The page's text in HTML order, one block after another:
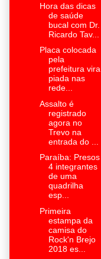
Hora das dicas
de saúde
bucal com Dr.
Ricardo Tav...
Placa colocada
pela
prefeitura vira
piada nas
rede...
Assalto é
registrado
agora no
Trevo na
entrada do ...
Paraíba: Presos
4 integrantes
de uma
quadrilha
esp...
Primeira
estampa da
camisa do
Rock'n Brejo
2018 es...